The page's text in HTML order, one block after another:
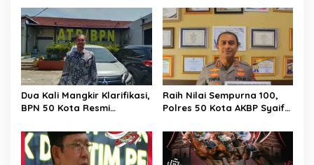
Pemberantasan Kejahatan
BBM dan Tambang Ilegal
Warga Soal Bahaya
Narkoba
Dua Kali Mangkir Klarifikasi,
BPN 50 Kota Resmi
Penerbitan Sertifikat Tanah
Inisial JP yang Disanggah
Hendryola Asmira
Raih Nilai Sempurna 100,
Polres 50 Kota AKBP Syaiful
Sabet Penghargaan KPPN
Bukittinggi Awards 2026